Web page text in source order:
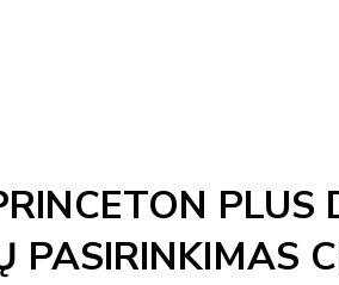
PLUS
PASIRINKIMAS